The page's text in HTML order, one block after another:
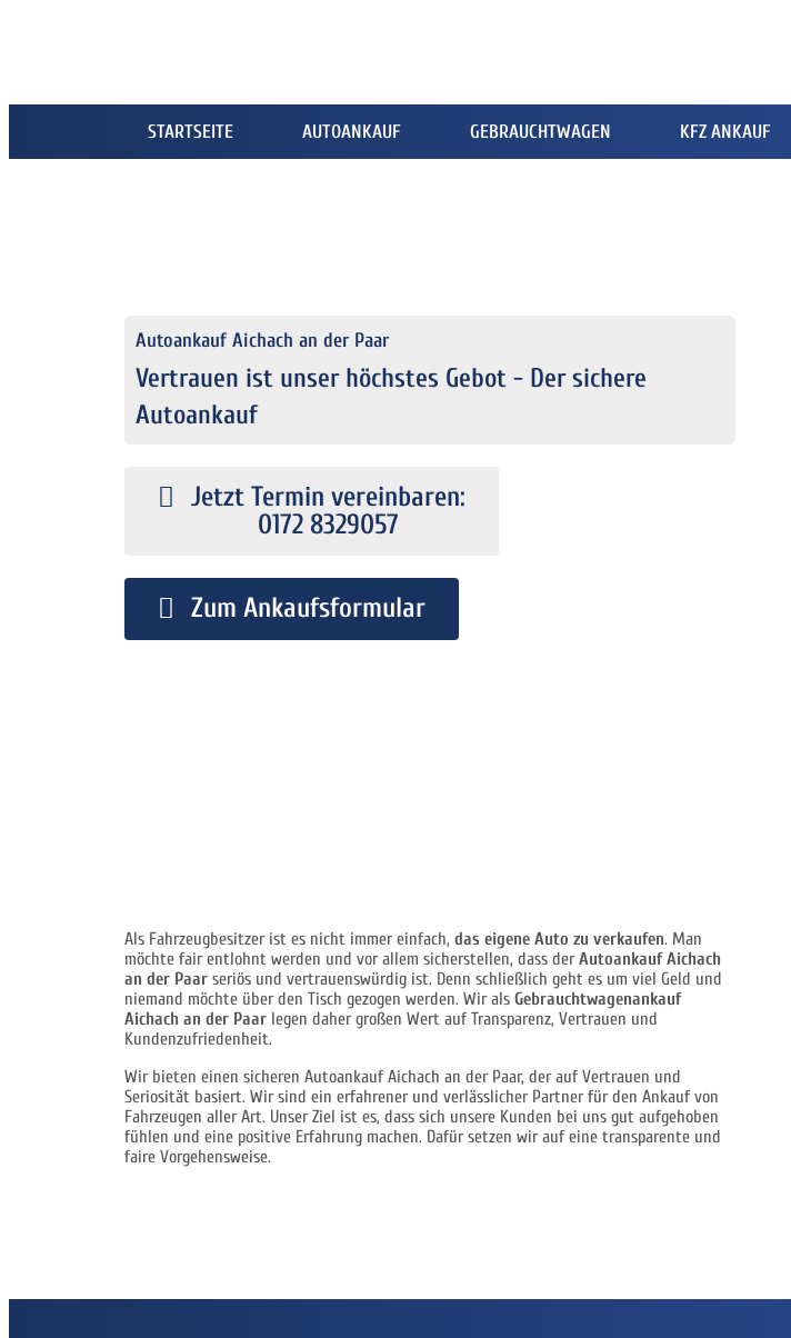
STARTSEITE AUTOANKAUF GEBRAUCHTWAGEN KFZ ANKAUF
Autoankauf Aichach an der Paar
Vertrauen ist unser höchstes Gebot - Der sichere
Autoankauf
Jetzt Termin vereinbaren:
0172 8329057
Zum Ankaufsformular
Als Fahrzeugbesitzer ist es nicht immer einfach, das eigene Auto zu verkaufen. Man
möchte fair entlohnt werden und vor allem sicherstellen, dass derAutoankauf Aichach
an der Paar seriös und vertrauenswürdig ist. Denn schließlich geht es um viel Geld und
niemand möchte über den Tisch gezogen werden. Wir als Gebrauchtwagenankauf
Aichach an der Paar legen daher großen Wert auf Transparenz, Vertrauen und
Kundenzufriedenheit.
Wir bieten einen sicheren Autoankauf Aichach an der Paar, der auf Vertrauen und
Seriosität basiert. Wir sind ein erfahrener und verlässlicher Partner für den Ankauf von
Fahrzeugen aller Art. Unser Ziel ist es, dass sich unsere Kunden bei uns gut aufgehoben
fühlen und eine positive Erfahrung machen. Dafür setzen wir auf eine transparente und
faire Vorgehensweise.